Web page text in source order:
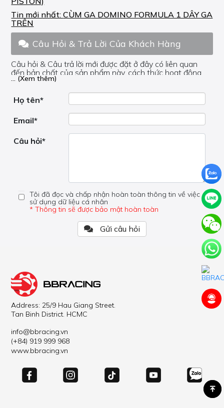
Tin mới nhất:CÙM GA DOMINO FORMULA 1 DÂY GA
TRÊN
Câu Hỏi & Trả Lời Của Khách Hàng
Câu hỏi & Câu trả lời mới được đặt ở đây có liên quan
đến bản chất của sản phẩm này, cách thức hoạt động,
nơi hoạt động, liệu nó có hữu ích không, v.v.
câu hỏi của bạn ở đây mà bên trong trang đó.
... (Xem thêm)
Họ tên*
Email*
Câu hỏi*
Tôi đã đọc và chấp nhận hoàn toàn thông tin về việc
sử dụng dữ liệu cá nhân
* Thông tin sẽ được bảo mật hoàn toàn
Gửi câu hỏi
Address: 25/9 Hau Giang Street.
Tan Binh District. HCMC
info@bbracing.vn
(+84) 919 999 968
www.bbracing.vn